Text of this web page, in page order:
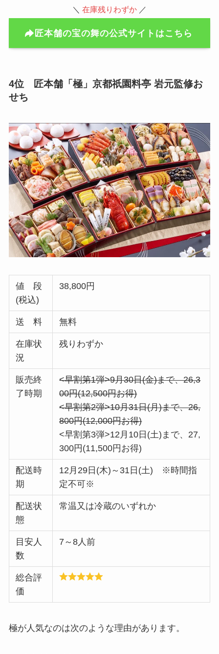
＼ 在庫残りわずか ／
匠本舗の宝の舞の公式サイトはこちら
4位 匠本舗「極」京都祇園料亭 岩元監修お
せち
値 段
(税込)
38,800円
送 料 無料
在庫状
況
残りわずか
販売終
了時期
<早割第1弾>9月30日(金)まで、26,3
00円(12,500円お得)
<早割第2弾>10月31日(月)まで、26,
800円(12,000円お得)
<早割第3弾>12月10日(土)まで、27,
300円(11,500円お得)
配送時
期
12月29日(木)～31日(土) ※時間指
定不可※
配送状
態
常温又は冷蔵のいずれか
目安人
数
7～8人前
総合評
価
極が人気なのは次のような理由があります。